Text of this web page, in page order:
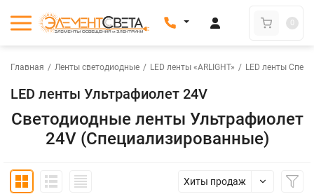
0
Главная / Ленты светодиодные / LED ленты «ARLIGHT» / LED ленты
LED ленты Ультрафиолет 24V
Светодиодные ленты Ультрафиолет
24V (Специализированные)
Хиты продаж